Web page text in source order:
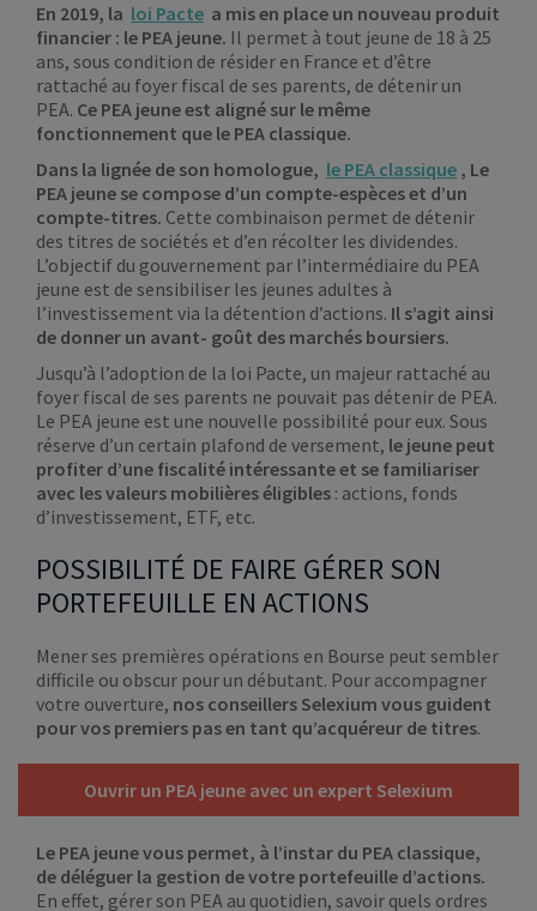
En 2019, la loi Pacte a mis en place un nouveau produit
financier : le PEA jeune. Il permet à tout jeune de 18 à 25
ans, sous condition de résider en France et d’être
rattaché au foyer fiscal de ses parents, de détenir un
PEA. Ce PEA jeune est aligné sur le même
fonctionnement que le PEA classique.
Dans la lignée de son homologue, le PEA classique , Le
PEA jeune se compose d’un compte-espèces et d’un
compte-titres. Cette combinaison permet de détenir
des titres de sociétés et d’en récolter les dividendes.
L’objectif du gouvernement par l’intermédiaire du PEA
jeune est de sensibiliser les jeunes adultes à
l’investissement via la détention d’actions. Il s’agit ainsi
de donner un avant- goût des marchés boursiers.
Jusqu’à l’adoption de la loi Pacte, un majeur rattaché au
foyer fiscal de ses parents ne pouvait pas détenir de PEA.
Le PEA jeune est une nouvelle possibilité pour eux. Sous
réserve d’un certain plafond de versement, le jeune peut
profiter d’une fiscalité intéressante et se familiariser
avec les valeurs mobilières éligibles : actions, fonds
d’investissement, ETF, etc.
POSSIBILITÉ DE FAIRE GÉRER SON
PORTEFEUILLE EN ACTIONS
Mener ses premières opérations en Bourse peut sembler
difficile ou obscur pour un débutant. Pour accompagner
votre ouverture, nos conseillers Selexium vous guident
pour vos premiers pas en tant qu’acquéreur de titres.
Ouvrir un PEA jeune avec un expert Selexium
Le PEA jeune vous permet, à l’instar du PEA classique,
de déléguer la gestion de votre portefeuille d’actions.
En effet, gérer son PEA au quotidien, savoir quels ordres